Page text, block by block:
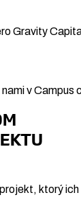
Gravity
v Campus
ktorý ich